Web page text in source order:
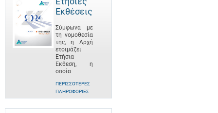
Εκθέσεις
Σύμφωνα με
τη νομοθεσία
της, η Αρχή
ετοιμάζει
Ετήσια
Έκθεση, η
οποία
ΠΕΡΙΣΣΌΤΕΡΕΣ
ΠΛΗΡΟΦΟΡΊΕΣ